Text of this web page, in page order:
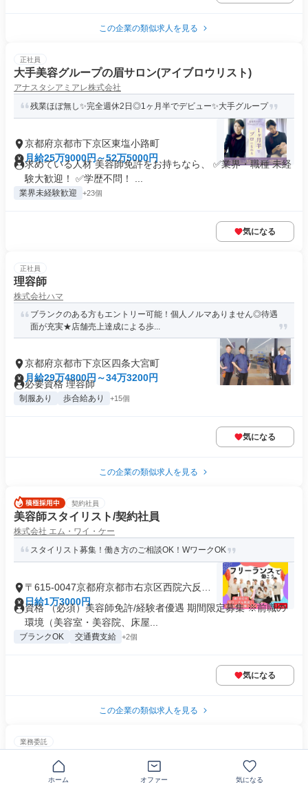
この企業の類似求人を見る
正社員
大手美容グループの眉サロン(アイブロウリスト)
アナスタシアミアレ株式会社
残業ほぼ無し✨完全週休2日◎1ヶ月半でデビュー✨大手グループ
京都府京都市下京区東塩小路町
月給25万9000円～52万5000円
求めている人材 美容師免許をお持ちなら、 ✅業界・職種 未経
験大歓迎！ ✅学歴不問！ ...
業界未経験歓迎 +23個
気になる
正社員
理容師
株式会社ハマ
ブランクのある方もエントリー可能！個人ノルマありません◎待遇
面が充実★店舗売上達成による歩...
京都府京都市下京区四条大宮町
月給29万4800円～34万3200円
必要資格 理容師
制服あり 歩合給あり +15個
気になる
この企業の類似求人を見る
契約社員
美容師スタイリスト/契約社員
株式会社 エム・ワイ・ケー
スタイリスト募集！働き方のご相談OK！WワークOK
〒615-0047京都府京都市右京区西院六反田
町
日給1万3000円
資格 （必須）美容師免許/経験者優遇 期間限定募集 ※前職の
環境（美容室・美容院、床屋...
ブランクOK 交通費支給 +2個
気になる
この企業の類似求人を見る
業務委託
株式会社リバース東京
ホーム オファー 気になる